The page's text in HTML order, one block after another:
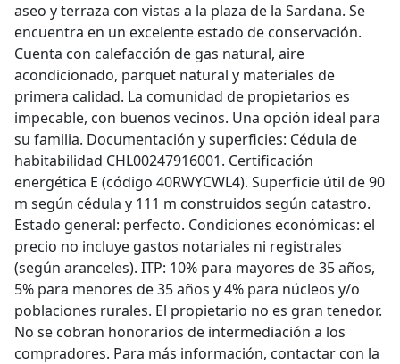
aseo y terraza con vistas a la plaza de la Sardana. Se
encuentra en un excelente estado de conservación.
Cuenta con calefacción de gas natural, aire
acondicionado, parquet natural y materiales de
primera calidad. La comunidad de propietarios es
impecable, con buenos vecinos. Una opción ideal para
su familia. Documentación y superficies: Cédula de
habitabilidad CHL00247916001. Certificación
energética E (código 40RWYCWL4). Superficie útil de 90
m según cédula y 111 m construidos según catastro.
Estado general: perfecto. Condiciones económicas: el
precio no incluye gastos notariales ni registrales
(según aranceles). ITP: 10% para mayores de 35 años,
5% para menores de 35 años y 4% para núcleos y/o
poblaciones rurales. El propietario no es gran tenedor.
No se cobran honorarios de intermediación a los
compradores. Para más información, contactar con la